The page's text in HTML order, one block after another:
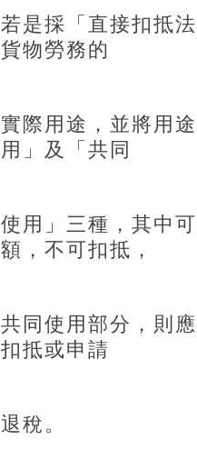
若是採「直接扣抵
貨物勞務的
實際用途，並將用
用」及「共同
使用」三種，其中
額，不可扣抵，
共同使用部分，則
扣抵或申請
退稅。